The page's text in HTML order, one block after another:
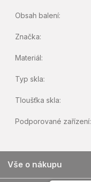
Obsah balení:
Značka:
Materiál:
Typ skla:
Tloušťka skla:
Podporované zařízení:
p
Vše o nákupu